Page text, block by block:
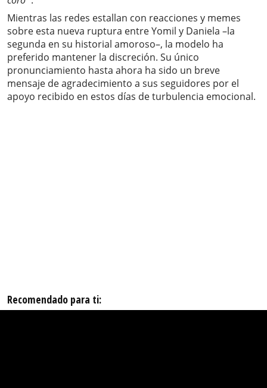
Mientras las redes estallan con reacciones y memes
sobre esta nueva ruptura entre Yomil y Daniela –la
segunda en su historial amoroso–, la modelo ha
preferido mantener la discreción. Su único
pronunciamiento hasta ahora ha sido un breve
mensaje de agradecimiento a sus seguidores por el
apoyo recibido en estos días de turbulencia emocional.
Recomendado para ti: